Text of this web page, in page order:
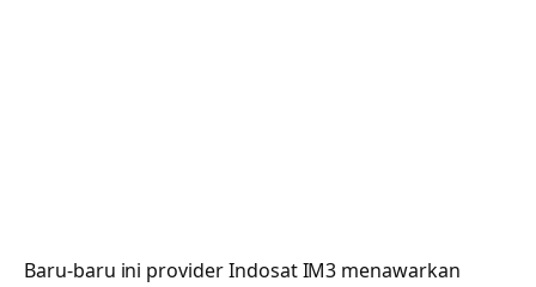
Baru-baru ini provider Indosat IM3 menawarkan